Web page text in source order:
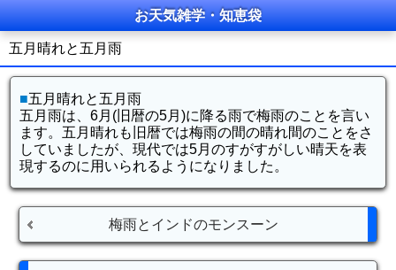
お天気雑学・知恵袋
五月晴れと五月雨
■五月晴れと五月雨
五月雨は、6月(旧暦の5月)に降る雨で梅雨のことを言い
ます。五月晴れも旧暦では梅雨の間の晴れ間のことをさ
していましたが、現代では5月のすがすがしい晴天を表
現するのに用いられるようになりました。
梅雨とインドのモンスーン